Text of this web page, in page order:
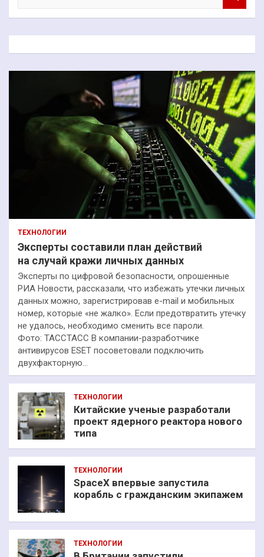
к
ТЕХНОЛОГИИ
Эксперты составили план действий
на случай кражи личных данных
Эксперты по цифровой безопасности, опрошенные
РИА Новости, рассказали, что избежать утечки личных
данных можно, зарегистрировав e-mail и мобильных
номер, которые «не жалко». Если предотвратить утечку
не удалось, необходимо сменить все пароли.
Фото: ТАССТАСС В компании-разработчике
антивирусов ESET посоветовали подключить
двухфакторную…
ТЕХНОЛОГИИ
Китайские ученые разработали
проект ядерного реактора нового
типа
ТЕХНОЛОГИИ
SpaceX впервые запустила
корабль с гражданским экипажем
ТЕХНОЛОГИИ